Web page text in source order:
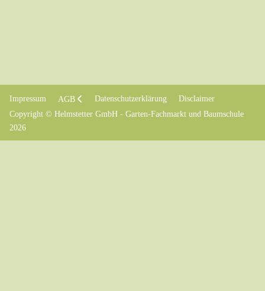
Impressum AGB Datenschutzerklärung
Disclaimer
Copyright © Helmstetter GmbH - Garten-Fachmarkt und Baumschule
2026